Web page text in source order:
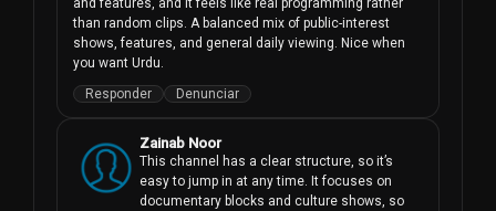
and features, and it feels like real programming rather
than random clips. A balanced mix of public-interest
shows, features, and general daily viewing. Nice when
you want Urdu.
Responder
Denunciar
Zainab Noor
This channel has a clear structure, so it’s
easy to jump in at any time. It focuses on
documentary blocks and culture shows, so